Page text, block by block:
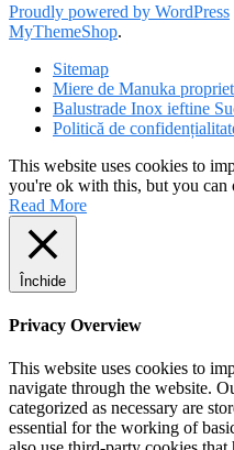
Proudly powered by WordPress
MyThemeShop.
Sitemap
Miere de Manuka
Balustrade Inox ieftine
Politică de
This website uses cookies to
you're ok with this, but you
Read More
Închide
Privacy Overview
This website uses cookies to
navigate through the website.
categorized as necessary are
essential for the working of